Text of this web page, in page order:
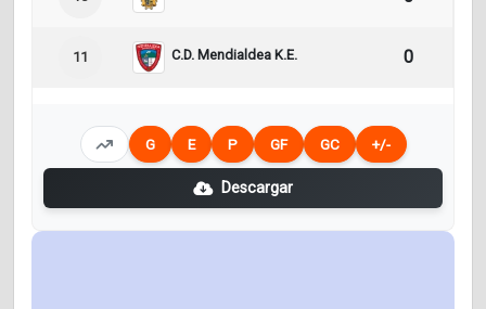
11 C.D. Mendialdea K.E. 0
G E P GF GC +/-
Descargar